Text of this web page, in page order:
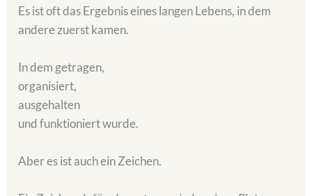
Es ist oft das Ergebnis eines langen Lebens, in dem
andere zuerst kamen.
In dem getragen,
organisiert,
ausgehalten
und funktioniert wurde.
Aber es ist auch ein Zeichen.